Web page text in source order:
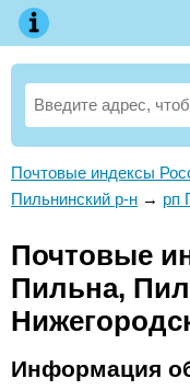
Почтовые индексы
Пильнинский р-н → рп
Почтовые
Пильна,
Информация